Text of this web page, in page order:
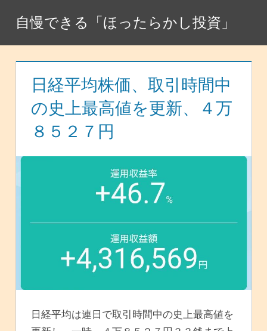
テ
自慢できる「ほったらかし投資」
日経平均株価、取引時間中
の史上最高値を更新、４万
８５２７円
日経平均は連日で取引時間中の史上最高値を